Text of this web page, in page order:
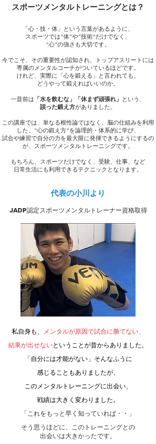
スポーツメンタルトレーニングとは？
「心・技・体」という言葉があるように、
スポーツでは“体”や“技術”だけでなく、
“心”の強さも大切です。
今でこそ、その重要性が認知され、トップアスリートには
専属のメンタルコーチがついているほどです。
けれど、実際に「心を鍛える」と言われても、
どうやって鍛えればいいのか。
一昔前は 「水を飲むな」「休まず頑張れ」 という、
誤った鍛え方がありました。
この講座では、単なる根性論ではなく、脳の仕組みを利用
した、“心の鍛え方”を論理的・体系的に学び、
試合や練習で自分の力を最大限に発揮できるようにするの
が、スポーツメンタルトレーニングです。
​もちろん、スポーツだけでなく、受験、仕事、など
日常生活にも利用できるテクニックとなります。
代表の小川より
JADP認定スポーツメンタルトレーナー資格取得
私自身も、 メンタルが原因で試合に勝てない、
結果が出せないということが昔からありました。
「自分には才能がない」そんなふうに
感じることもありましたが、
このメンタルトレーニングに出会い、
戦績は大きく変わりました。
「これをもっと早く知っていれば・・」
そう思うほどに、このトレーニングとの
出会いは大きかったです。